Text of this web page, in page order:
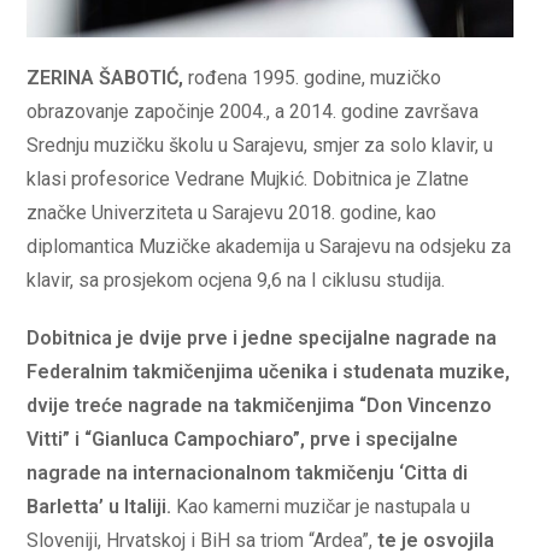
ZERINA ŠABOTIĆ, rođena 1995. godine, muzičko
obrazovanje započinje 2004., a 2014. godine završava
Srednju muzičku školu u Sarajevu, smjer za solo klavir, u
klasi profesorice Vedrane Mujkić. Dobitnica je Zlatne
značke Univerziteta u Sarajevu 2018. godine, kao
diplomantica Muzičke akademija u Sarajevu na odsjeku za
klavir, sa prosjekom ocjena 9,6 na I ciklusu studija.
Dobitnica je dvije prve i jedne specijalne nagrade na
Federalnim takmičenjima učenika i studenata muzike,
dvije treće nagrade na takmičenjima “Don Vincenzo
Vitti” i “Gianluca Campochiaro”, prve i specijalne
nagrade na internacionalnom takmičenju ‘Citta di
Barletta’ u Italiji. Kao kamerni muzičar je nastupala u
Sloveniji, Hrvatskoj i BiH sa triom “Ardea”,te je osvojila